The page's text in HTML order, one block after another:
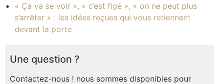
« Ça va se voir », « c’est figé », « on ne peut plus
s’arrêter » : les idées reçues qui vous retiennent
devant la porte
Une question ?
Contactez-nous ! nous sommes disponibles pour